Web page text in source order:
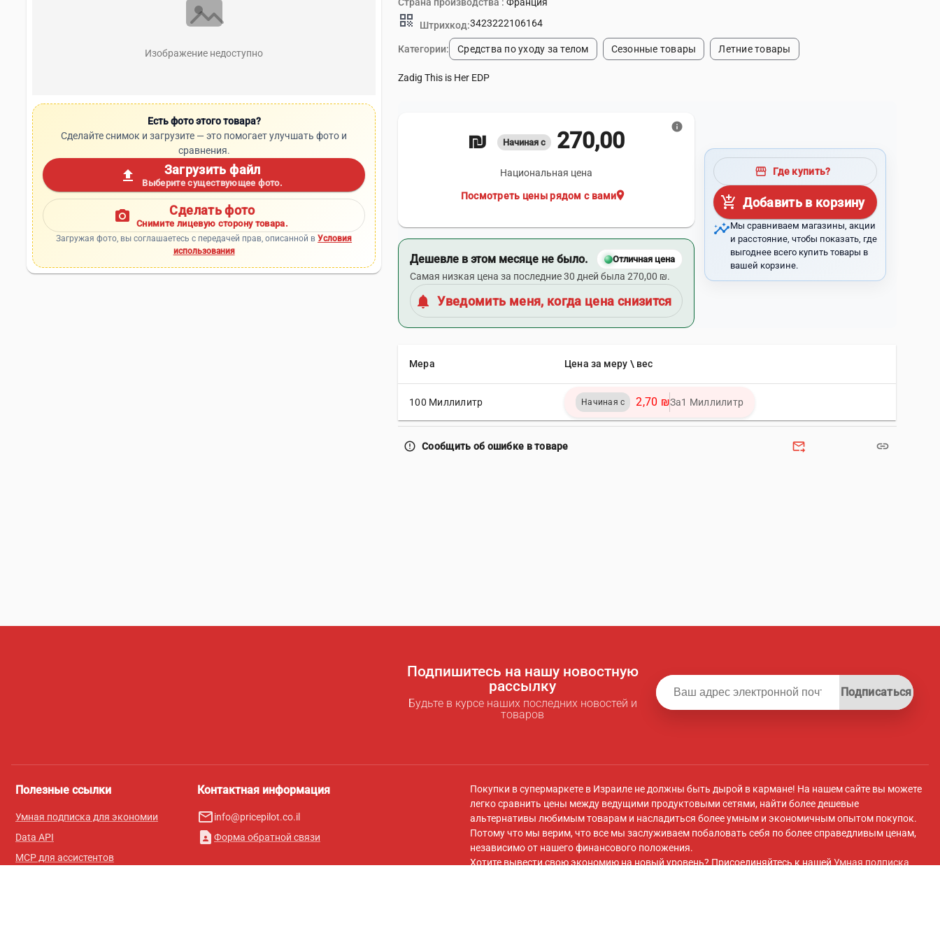
Изображение недоступно
Есть фото этого товара?
Сделайте снимок и загрузите — это помогает улучшать фото и
сравнения.
upload Загрузить файл
Выберите существующее фото.
photo_camera Сделать фото
Снимите лицевую сторону товара.
Загружая фото, вы соглашаетесь с передачей прав, описанной вУсловия
использования
qr_code Штрихкод:3423222106164
Категории: Средства по уходу за телом Сезонные товары Летние товары
Zadig This is Her EDP
Начиная с 270,00 ₪
Национальная цена
location_on
Посмотреть цены рядом с вами
info
Дешевле в этом месяце не было. Отличная цена
Самая низкая цена за последние 30 дней была 270,00 ₪.
notifications Уведомить меня, когда цена снизится
storefront Где купить?
add_shopping_cart Добавить в корзину
insightsМы сравниваем магазины, акции
и расстояние, чтобы показать, где
выгоднее всего купить товары в
вашей корзине.
Мера Цена за меру \ вес
100 Миллилитр Начиная с 2,70 ₪За1 Миллилитр
error_outline Сообщить об ошибке в товаре forward_to_inbox link
Подпишитесь на нашу новостную
рассылку
Будьте в курсе наших последних новостей и
товаров
Подписаться
Полезные ссылки
Умная подписка для экономии
Data API
MCP для ассистентов
Контактная информация
mail_outlineinfo@pricepilot.co.il
contact_page Форма обратной связи
Покупки в супермаркете в Израиле не должны быть дырой в кармане! На нашем сайте вы можете
легко сравнить цены между ведущими продуктовыми сетями, найти более дешевые
альтернативы любимым товарам и насладиться более умным и экономичным опытом покупок.
Потому что мы верим, что все мы заслуживаем побаловать себя по более справедливым ценам,
независимо от нашего финансового положения.
Хотите вывести свою экономию на новый уровень? Присоединяйтесь к нашей Умная подписка